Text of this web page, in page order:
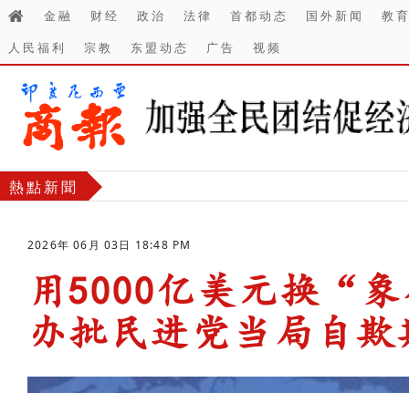
金融 财经 政治 法律 首都动态 国外新闻
教
人民福利
宗教 东盟动态 广告 视频
熱點新聞
2026年 06月 03日 18:48 PM
用5000亿美元换“
办批民进党当局自欺